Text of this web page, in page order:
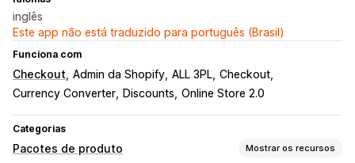
inglês
Este app não está traduzido para português (Brasil)
Funciona com
Checkout Admin da Shopify ALL 3PL Checkout
Currency Converter
Discounts Online Store 2.0
Categorias
Pacotes de produto Mostrar os recursos